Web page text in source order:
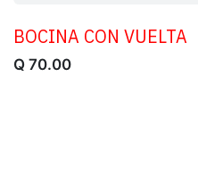
BOCINA CON VUELTA
Q 70.00